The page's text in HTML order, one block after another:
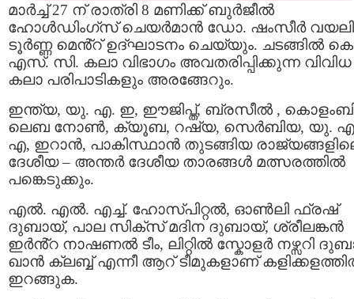
മാർച്ച് 27 ന് രാത്രി 8 മണിക്ക് ബുർജീൽ
ഹോൾഡിംഗ്‌സ് ചെയർമാൻ ഡോ. ഷംസീർ
ടൂർണ്ണ മെൻ്റ് ഉദ്‌ഘാടനം ചെയ്യും. ചടങ്ങിൽ
എസ്. സി. കലാ വിഭാഗം അവതരിപ്പിക്കുന്ന വിവിധ
കലാ പരിപാടികളും അരങ്ങേറും.
ഇന്ത്യ, യു. എ. ഇ, ഈജിപ്ത്, ബ്രസീൽ ,
ലെബ നോൺ, ക്യൂബ, റഷ്യ, സെർബിയ, യു.
എ, ഇറാൻ, പാകിസ്ഥാൻ തുടങ്ങിയ
ദേശീയ – അന്തർ ദേശീയ താരങ്ങൾ മത്സരത്തിൽ
പങ്കെടുക്കും.
എൽ. എൽ. എച്ച്. ഹോസ്പിറ്റൽ, ഓൺലി ഫ്രഷ്
ദുബായ്, പാല സിക്സ് മദിന ദുബായ്, ശ്രീലങ്കൻ
ഇർൻ്റ നാഷണൽ ടീം, ലിറ്റിൽ സ്കോളർ നഴ്സറി
ഖാൻ ക്ലബ്ബ് എന്നീ ആറ് ടീമുകളാണ്
ഇറങ്ങുക.